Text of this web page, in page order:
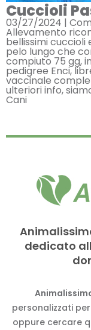
Cuccioli
03/27/2024 |
Allevamento
bellissimi cuccioli
pelo lungo che
compiuto 75 gg,
pedigree Enci,
vaccinale
ulteriori info,
Cani
dedicato
personalizzati
oppure cercare